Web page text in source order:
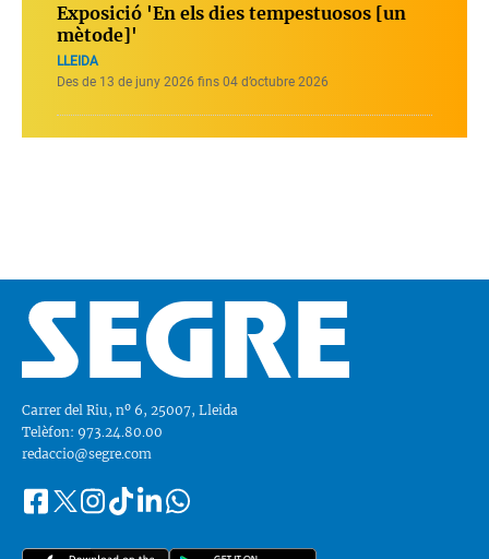
Exposició 'En els dies tempestuosos [un
mètode]'
LLEIDA
Des de 13 de juny 2026 fins 04 d’octubre 2026
Carrer del Riu, nº 6, 25007, Lleida
Telèfon: 973.24.80.00
redaccio@segre.com
Segueix-
a::
FacebookInstagram
TiktokLinkedinWhatsapp